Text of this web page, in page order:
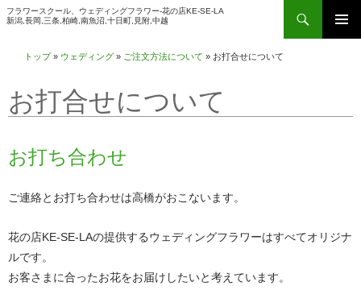
フラワースクール、ウェディングフラワー-花の店KE-SE-LA
新潟,長岡,三条,柏崎,南魚沼,十日町,見附,中越
検
索
ツ
トップ» ウェディング » ご注文方法について » お打合せについて
お打合せについて
お打ち合わせ
ご連絡とお打ち合わせは高橋がおこないます。
花の店KE-SE-LAの提供するウェディングフラワーはすべてオリジナ
ルです。
お客さまに合ったお花をお届けしたいと考えています。